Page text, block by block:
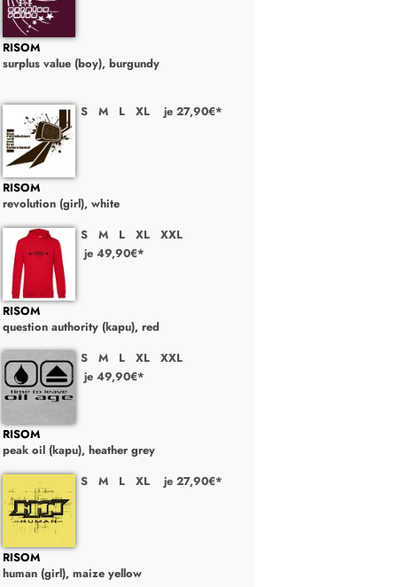
RISOM
surplus value (boy), burgundy
S M L XL je 27,90€*
RISOM
revolution (girl), white
S M L XL
XXL
je 49,90€*
RISOM
question authority (kapu), red
S M L XL
XXL
je 49,90€*
RISOM
peak oil (kapu), heather grey
S M L XL je 27,90€*
RISOM
human (girl), maize yellow